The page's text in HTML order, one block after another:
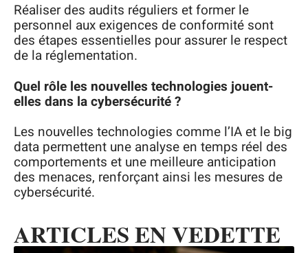
Réaliser des audits réguliers et former le
personnel aux exigences de conformité sont
des étapes essentielles pour assurer le respect
de la réglementation.
Quel rôle les nouvelles technologies jouent-
elles dans la cybersécurité ?
Les nouvelles technologies comme l’IA et le big
data permettent une analyse en temps réel des
comportements et une meilleure anticipation
des menaces, renforçant ainsi les mesures de
cybersécurité.
ARTICLES EN VEDETTE